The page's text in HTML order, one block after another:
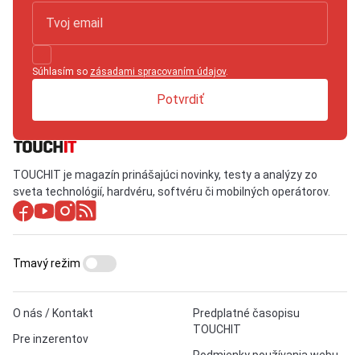
Súhlasím so zásadami spracovaním údajov.
Potvrdiť
TOUCHIT je magazín prinášajúci novinky, testy a analýzy zo
sveta technológií, hardvéru, softvéru či mobilných operátorov.
O nás / Kontakt
Pre inzerentov
Predplatné časopisu
TOUCHIT
Tmavý režim